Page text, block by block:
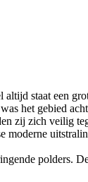
staat een
het gebied
zij zich veilig
polders.